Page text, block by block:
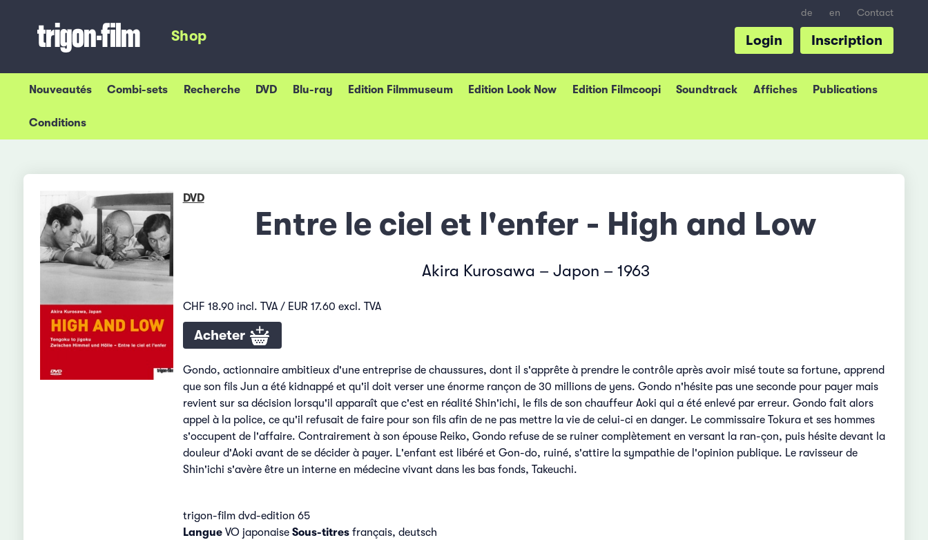
de en Contact
Shop Inscription
Login
Nouveautés Combi-sets Recherche DVD Blu-ray Edition Filmmuseum Edition Look Now Edition Filmcoopi Soundtrack Affiches Publications
Conditions
DVD
Entre le ciel et l'enfer - High and Low
Akira Kurosawa – Japon – 1963
CHF 18.90 incl. TVA / EUR 17.60 excl. TVA
Acheter
Gondo, actionnaire ambitieux d'une entreprise de chaussures, dont il s'apprête à prendre le contrôle après avoir misé toute sa fortune, apprend
que son fils Jun a été kidnappé et qu'il doit verser une énorme rançon de 30 millions de yens. Gondo n'hésite pas une seconde pour payer mais
revient sur sa décision lorsqu'il apparaît que c'est en réalité Shin'ichi, le fils de son chauffeur Aoki qui a été enlevé par erreur. Gondo fait alors
appel à la police, ce qu'il refusait de faire pour son fils afin de ne pas mettre la vie de celui-ci en danger. Le commissaire Tokura et ses hommes
s'occupent de l'affaire. Contrairement à son épouse Reiko, Gondo refuse de se ruiner complètement en versant la ran-çon, puis hésite devant la
douleur d'Aoki avant de se décider à payer. L'enfant est libéré et Gon-do, ruiné, s'attire la sympathie de l'opinion publique. Le ravisseur de
Shin'ichi s'avère être un interne en médecine vivant dans les bas fonds, Takeuchi.
trigon-film dvd-edition 65
LangueVO japonaise Sous-titres français, deutsch